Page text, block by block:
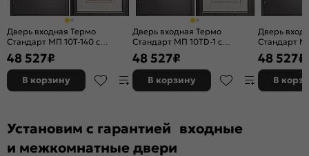
Дверь входная Термо
Стандарт МП 10T-140 с
терморазрывом Шоколад
букле/Бьянко ларче, 2 замка,
с ночной задвижкой
48 527₽
В корзину
Дверь входная Термо
Стандарт МП 10TD-1 с
терморазрывом Шоколад
букле/Бьянко ларче, 2 замка,
с ночной задвижкой
48 527₽
В корзину
Дверь
Стандарт
букле/
с ночной
48 527₽
В
Установим с гарантией входные
и межкомнатные двери